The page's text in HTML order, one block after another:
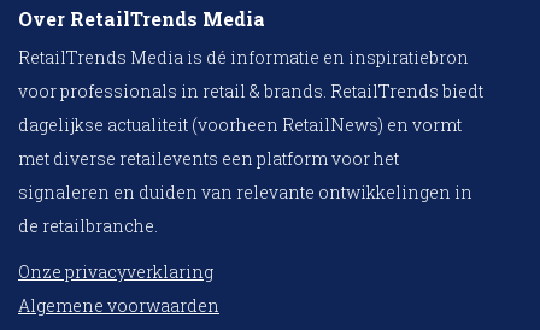
Over RetailTrends Media
RetailTrends Media is dé informatie en inspiratiebron
voor professionals in retail & brands. RetailTrends biedt
dagelijkse actualiteit (voorheen RetailNews) en vormt
met diverse retailevents een platform voor het
signaleren en duiden van relevante ontwikkelingen in
de retailbranche.
Onze privacyverklaring
Algemene voorwaarden